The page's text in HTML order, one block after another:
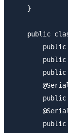
    }
public
public
public
public